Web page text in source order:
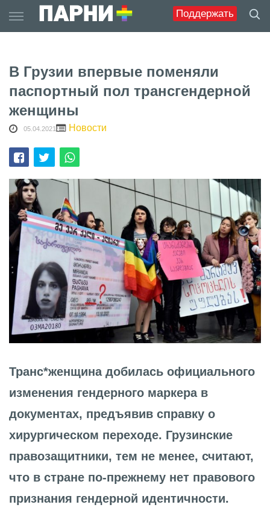
Поддержать
to
В Грузии впервые поменяли
паспортный пол трансгендерной
женщины
05.04.2021 Новости
Транс*женщина добилась официального
изменения гендерного маркера в
документах, предъявив справку о
хирургическом переходе. Грузинские
правозащитники, тем не менее, считают,
что в стране по-прежнему нет правового
признания гендерной идентичности.